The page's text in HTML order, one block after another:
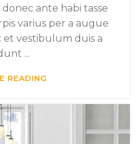
ante habi tasse
varius per a augue
et vestibulum duis a
...
READING